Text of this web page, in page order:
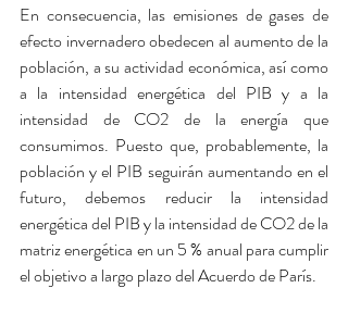
En consecuencia, las emisiones de gases de
efecto invernadero obedecen al aumento de la
población, a su actividad económica, así como
a la intensidad energética del PIB y a la
intensidad de CO2 de la energía que
consumimos. Puesto que, probablemente, la
población y el PIB seguirán aumentando en el
futuro, debemos reducir la intensidad
energética del PIB y la intensidad de CO2 de la
matriz energética en un 5 % anual para cumplir
el objetivo a largo plazo del Acuerdo de París.